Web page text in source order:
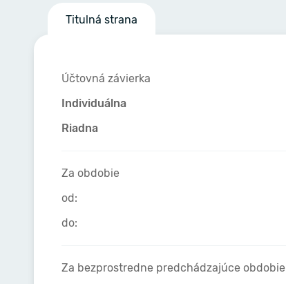
Titulná strana
Účtovná závierka
Individuálna
Riadna
Za obdobie
od:
do:
Za bezprostredne predchádzajúce obdobie